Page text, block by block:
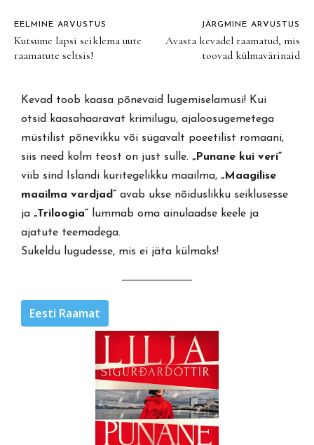
EELMINE ARVUSTUS
Kutsume lapsi seiklema uute
raamatute seltsis!
JÄRGMINE ARVUSTUS
Avasta kevadel raamatud, mis
toovad külmavärinaid
Kevad toob kaasa põnevaid lugemiselamusi! Kui
otsid kaasahaaravat krimilugu, ajaloosugemetega
müstilist põnevikku või sügavalt poeetilist romaani,
siis need kolm teost on just sulle.„Punane kui veri“
viib sind Islandi kuritegelikku maailma,„Maagilise
maailma vardjad“ avab ukse nõiduslikku seiklusesse
ja„Triloogia“ lummab oma ainulaadse keele ja
ajatute teemadega.
Sukeldu lugudesse, mis ei jäta külmaks!
Eesti Raamat